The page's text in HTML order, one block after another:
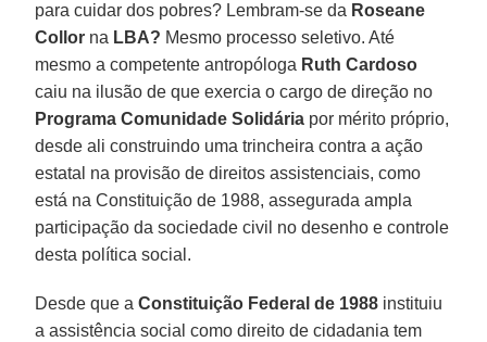
para cuidar dos pobres? Lembram-se da Roseane
Collor na LBA? Mesmo processo seletivo. Até
mesmo a competente antropóloga Ruth Cardoso
caiu na ilusão de que exercia o cargo de direção no
Programa Comunidade Solidária por mérito próprio,
desde ali construindo uma trincheira contra a ação
estatal na provisão de direitos assistenciais, como
está na Constituição de 1988, assegurada ampla
participação da sociedade civil no desenho e controle
desta política social.
Desde que aConstituição Federal de 1988 instituiu
a assistência social como direito de cidadania tem